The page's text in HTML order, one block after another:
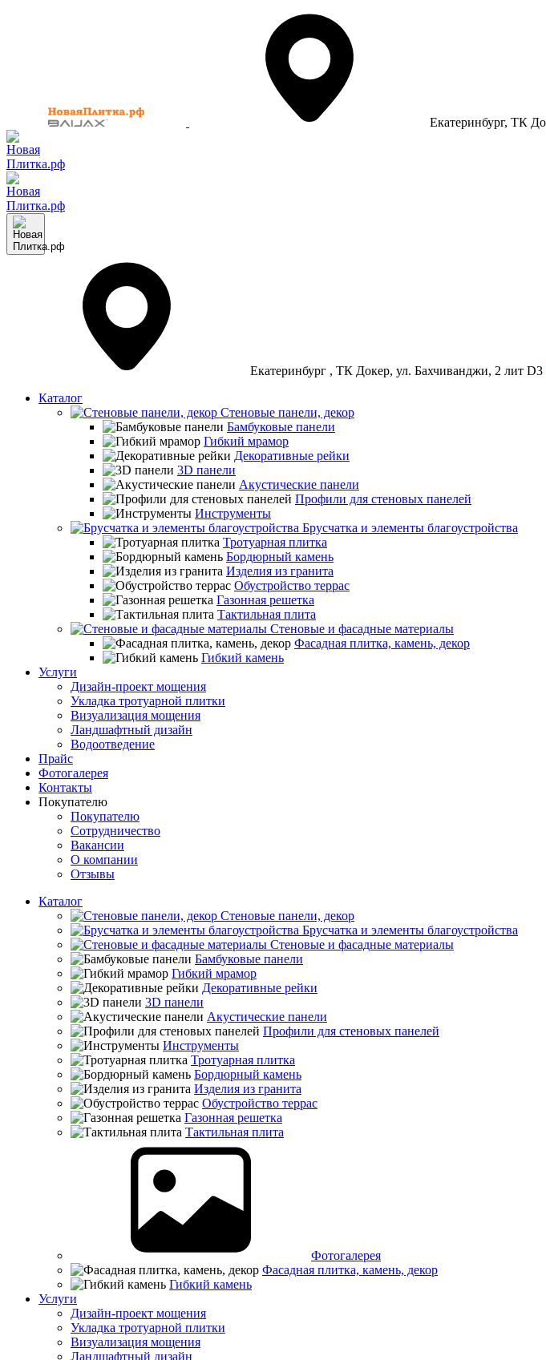
Екатеринбург, ТК
Екатеринбург , ТК Докер, ул. Бахчиванджи, 2 лит D3
Каталог
Стеновые панели, декор
Бамбуковые панели
Гибкий мрамор
Декоративные рейки
3D панели
Акустические панели
Профили для стеновых панелей
Инструменты
Брусчатка и элементы благоустройства
Тротуарная плитка
Бордюрный камень
Изделия из гранита
Обустройство террас
Газонная решетка
Тактильная плита
Стеновые и фасадные материалы
Фасадная плитка, камень, декор
Гибкий камень
Услуги
Дизайн-проект мощения
Укладка тротуарной плитки
Визуализация мощения
Ландшафтный дизайн
Водоотведение
Прайс
Фотогалерея
Контакты
Покупателю
Покупателю
Сотрудничество
Вакансии
О компании
Отзывы
Каталог
Стеновые панели, декор
Брусчатка и элементы благоустройства
Стеновые и фасадные материалы
Бамбуковые панели
Гибкий мрамор
Декоративные рейки
3D панели
Акустические панели
Профили для стеновых панелей
Инструменты
Тротуарная плитка
Бордюрный камень
Изделия из гранита
Обустройство террас
Газонная решетка
Тактильная плита
Фотогалерея
Фасадная плитка, камень, декор
Гибкий камень
Услуги
Дизайн-проект мощения
Укладка тротуарной плитки
Визуализация мощения
Ландшафтный дизайн